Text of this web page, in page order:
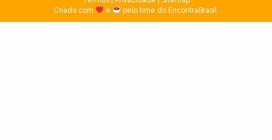
Criado com
e pelo time do EncontraBrasil